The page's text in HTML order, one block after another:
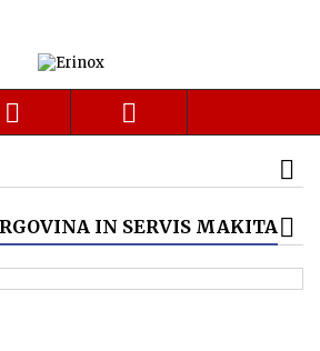
 
IN SERVIS MAKITA